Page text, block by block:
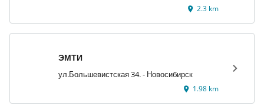
2.3 km
ЭМТИ
ул.Большевистская 34. - Новосибирск
1.98 km